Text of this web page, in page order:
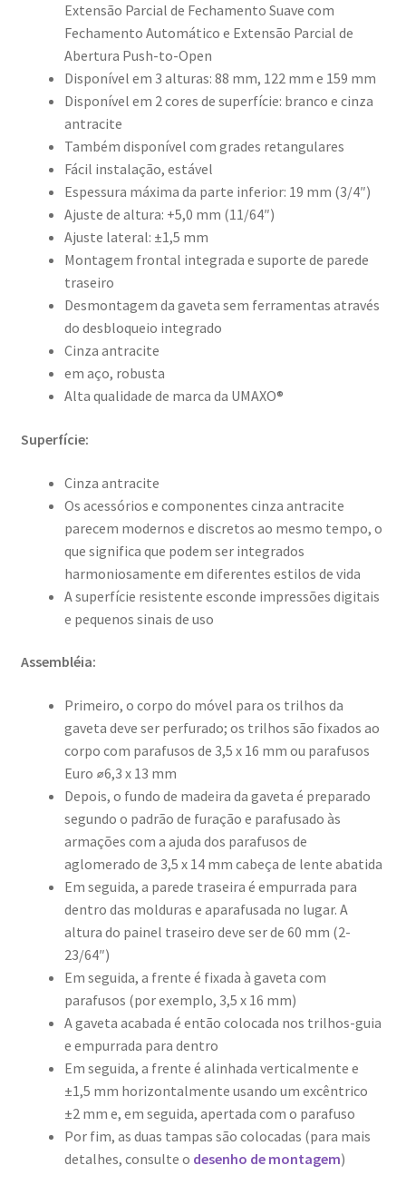
Extensão Parcial de Fechamento Suave com
Fechamento Automático e Extensão Parcial de
Abertura Push-to-Open
Disponível em 3 alturas: 88 mm, 122 mm e 159 mm
Disponível em 2 cores de superfície: branco e cinza
antracite
Também disponível com grades retangulares
Fácil instalação, estável
Espessura máxima da parte inferior: 19 mm (3/4″)
Ajuste de altura: +5,0 mm (11/64″)
Ajuste lateral: ±1,5 mm
Montagem frontal integrada e suporte de parede
traseiro
Desmontagem da gaveta sem ferramentas através
do desbloqueio integrado
Cinza antracite
em aço, robusta
Alta qualidade de marca da UMAXO®
Superfície:
Cinza antracite
Os acessórios e componentes cinza antracite
parecem modernos e discretos ao mesmo tempo, o
que significa que podem ser integrados
harmoniosamente em diferentes estilos de vida
A superfície resistente esconde impressões digitais
e pequenos sinais de uso
Assembléia:
Primeiro, o corpo do móvel para os trilhos da
gaveta deve ser perfurado; os trilhos são fixados ao
corpo com parafusos de 3,5 x 16 mm ou parafusos
Euro ⌀6,3 x 13 mm
Depois, o fundo de madeira da gaveta é preparado
segundo o padrão de furação e parafusado às
armações com a ajuda dos parafusos de
aglomerado de 3,5 x 14 mm cabeça de lente abatida
Em seguida, a parede traseira é empurrada para
dentro das molduras e aparafusada no lugar. A
altura do painel traseiro deve ser de 60 mm (2-
23/64″)
Em seguida, a frente é fixada à gaveta com
parafusos (por exemplo, 3,5 x 16 mm)
A gaveta acabada é então colocada nos trilhos-guia
e empurrada para dentro
Em seguida, a frente é alinhada verticalmente e
±1,5 mm horizontalmente usando um excêntrico
±2 mm e, em seguida, apertada com o parafuso
Por fim, as duas tampas são colocadas (para mais
detalhes, consulte o desenho de montagem)